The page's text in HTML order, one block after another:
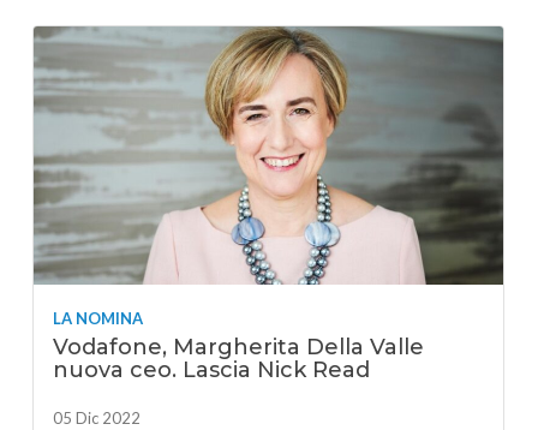
LA NOMINA
Vodafone, Margherita Della Valle
nuova ceo. Lascia Nick Read
05 Dic 2022